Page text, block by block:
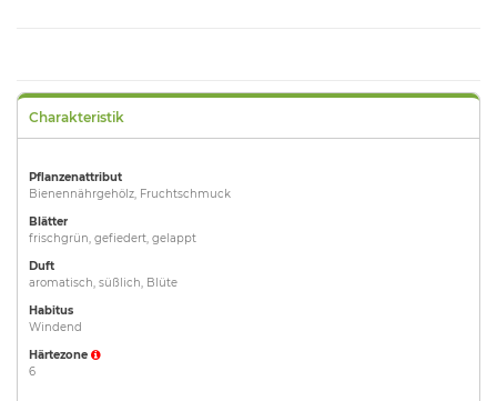
Charakteristik
Pflanzenattribut
Bienennährgehölz, Fruchtschmuck
Blätter
frischgrün, gefiedert, gelappt
Duft
aromatisch, süßlich, Blüte
Habitus
Windend
Härtezone
6